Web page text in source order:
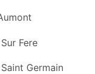
Fere
Germain